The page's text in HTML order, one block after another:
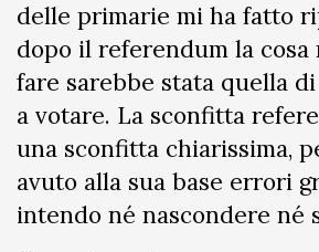
delle primarie mi ha fatto
dopo il referendum la cosa
fare sarebbe stata quella
a votare. La sconfitta
una sconfitta chiarissima,
avuto alla sua base errori
intendo né nascondere né